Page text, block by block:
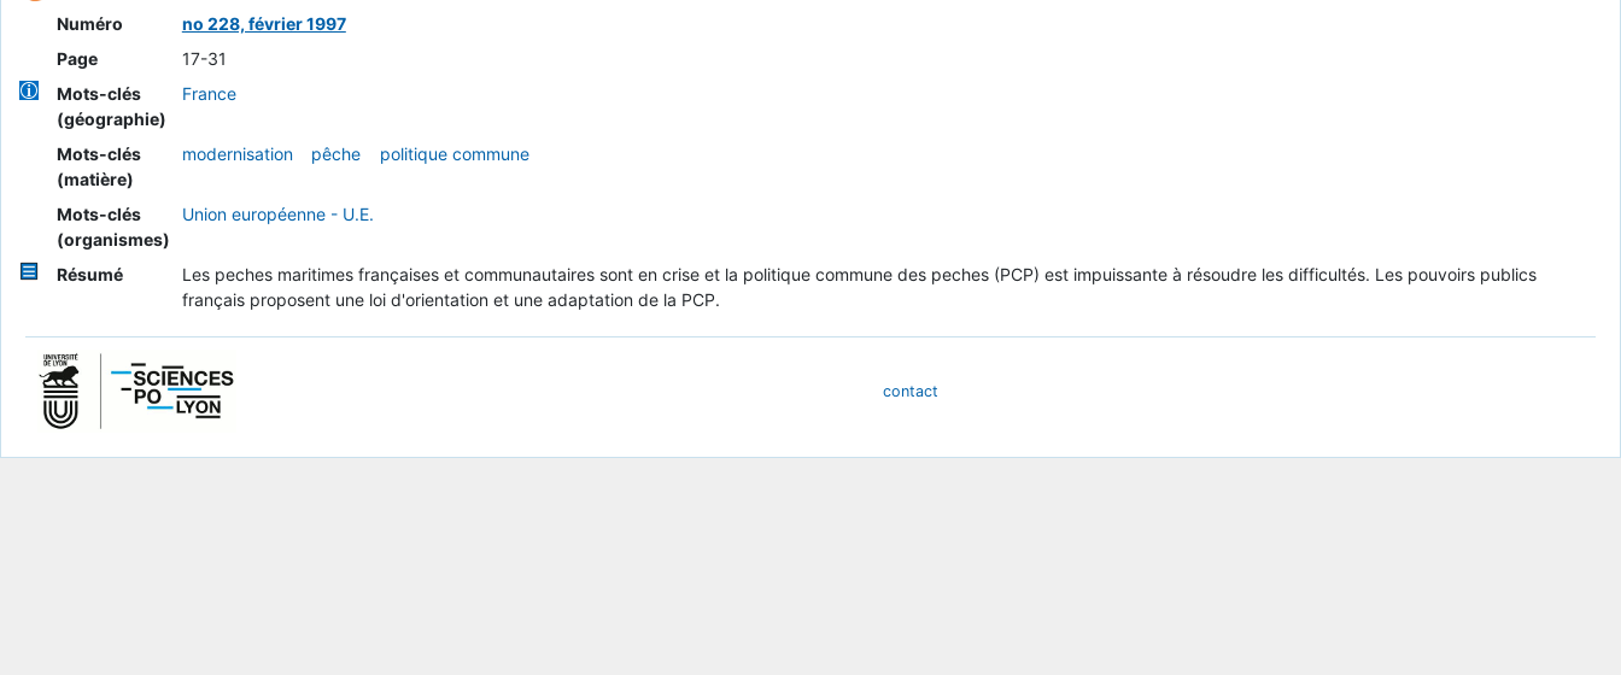
Numéro
no 228, février 1997
Page
17-31
Mots-clés
(géographie)
France
Mots-clés
(matière)
modernisation pêche politique commune
Mots-clés
(organismes)
Union européenne - U.E.
Résumé
Les peches maritimes françaises et communautaires sont en crise et la politique commune des peches (PCP) est impuissante à résoudre les difficultés. Les pouvoirs publics
français proposent une loi d'orientation et une adaptation de la PCP.
contact